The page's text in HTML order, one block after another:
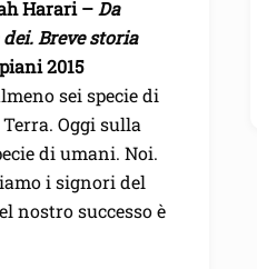
Harari – Da
Breve storia
2015
sei specie di
Oggi sulla
di umani. Noi.
i signori del
nostro successo è